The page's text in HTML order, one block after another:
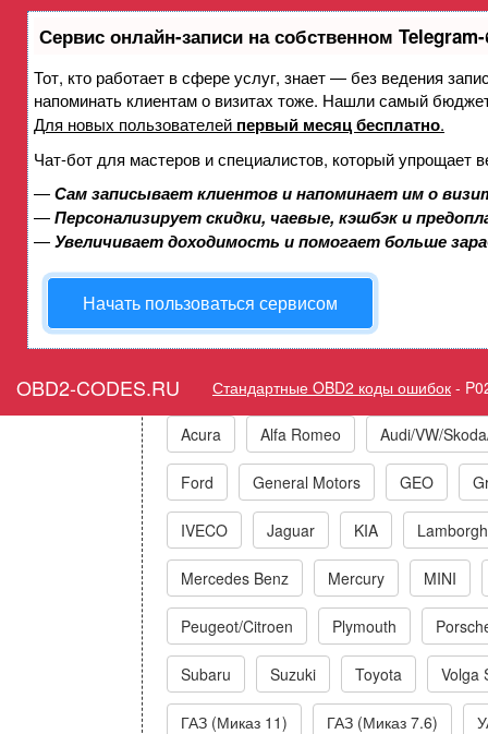
Сервис онлайн-записи на собственном
Тот, кто работает в сфере услуг, знает — без ведения
напоминать клиентам о визитах тоже. Нашли самый
Для новых пользователей первый месяц бесплатно.
Чат-бот для мастеров и специалистов, который упрощает
—Сам записывает клиентов и напоминает им о
—Персонализирует скидки, чаевые, кэшбэк и
—Увеличивает доходимость и помогает больше
Начать пользоваться сервисом
OBD2-CODES.RU Стандартные OBD2 коды ошибок -
Ошибка P02E6 Датчик
впуска с
Горит ошибка Check
Коды ошибок
Acura Alfa Romeo Audi/VW/
Ford General Motors GEO
IVECO Jaguar KIA
Mercedes Benz Mercury MINI
Peugeot/Citroen Plymouth
Subaru Suzuki Toyota Volga
ГАЗ (Миказ 11) ГАЗ (Миказ 7.6)